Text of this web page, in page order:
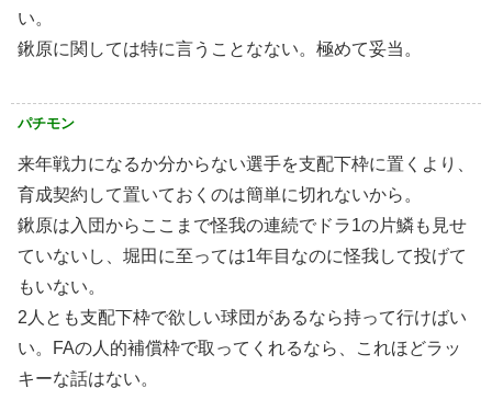
い。
鍬原に関しては特に言うことなない。極めて妥当。
パチモン
来年戦力になるか分からない選手を支配下枠に置くより、
育成契約して置いておくのは簡単に切れないから。
鍬原は入団からここまで怪我の連続でドラ1の片鱗も見せ
ていないし、堀田に至っては1年目なのに怪我して投げて
もいない。
2人とも支配下枠で欲しい球団があるなら持って行けばい
い。FAの人的補償枠で取ってくれるなら、これほどラッ
キーな話はない。